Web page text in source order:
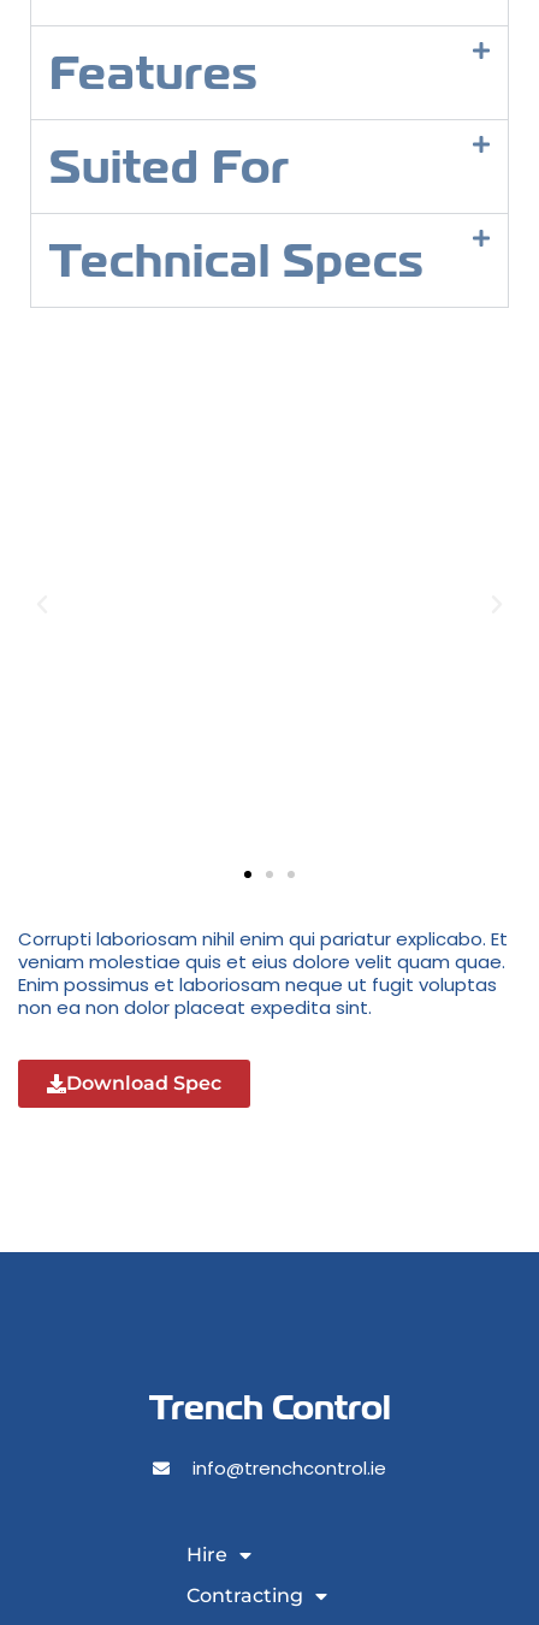
Features
Suited For
Technical Specs
Corrupti laboriosam nihil enim qui pariatur explicabo. Et
veniam molestiae quis et eius dolore velit quam quae.
Enim possimus et laboriosam neque ut fugit voluptas
non ea non dolor placeat expedita sint.
Download Spec
Trench Control
info@trenchcontrol.ie
Hire
Contracting